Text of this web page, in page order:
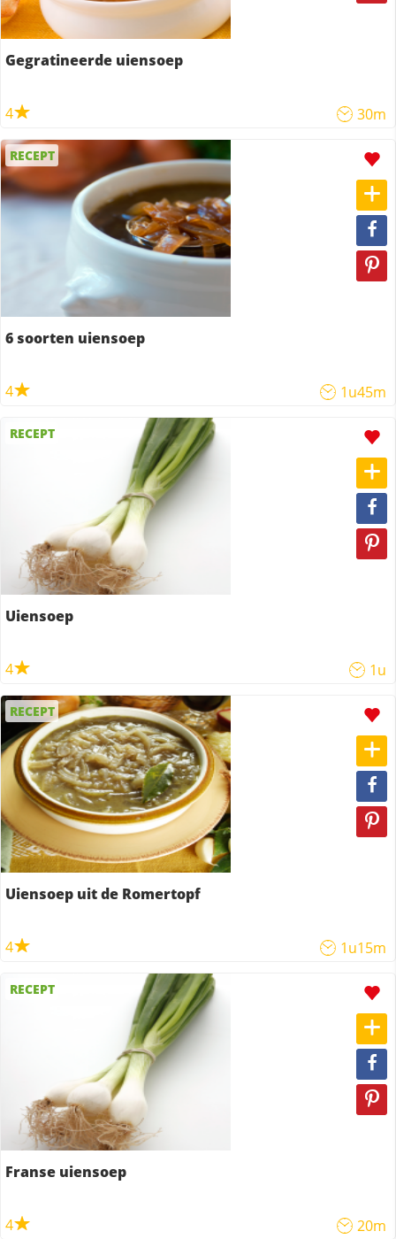
Gegratineerde uiensoep
4 30m
RECEPT
6 soorten uiensoep
4 1u45m
RECEPT
Uiensoep
4 1u
RECEPT
Uiensoep uit de Romertopf
4 1u15m
RECEPT
Franse uiensoep
4 20m